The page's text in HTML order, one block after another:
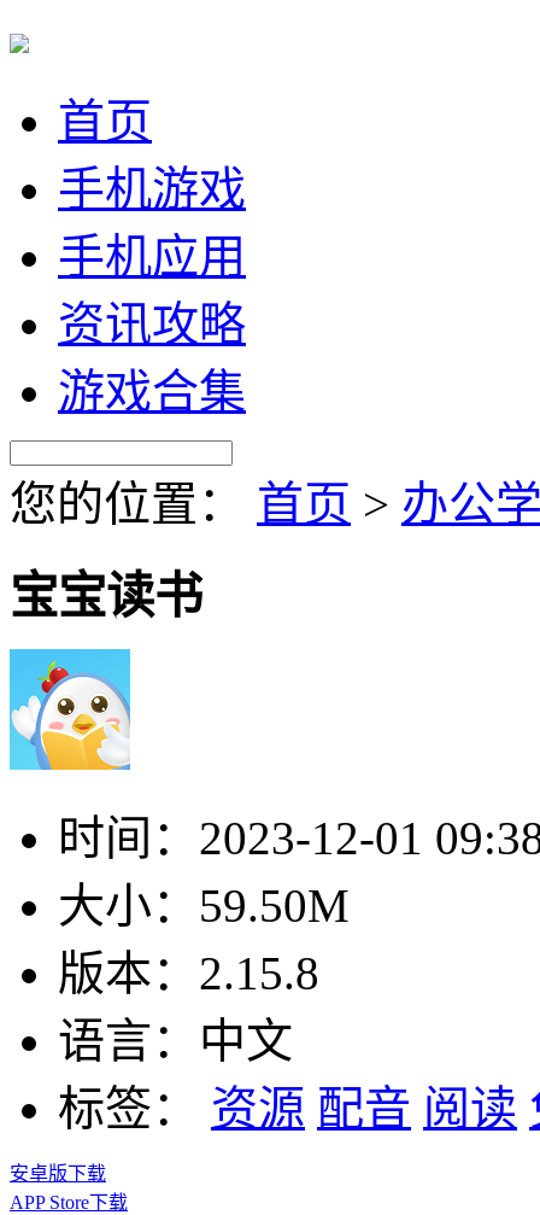
首页
手机游戏
手机应用
资讯攻略
游戏合集
您的位置： 首页 > 办公
宝宝读书
时间： 2023-12-01
大小： 59.50M
版本： 2.15.8
语言： 中文
标签：
资源 配音 阅读
安卓版下载
APP Store下载